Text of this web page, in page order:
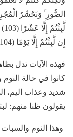
إِن لَّبِثْتُمْ إِلَّا يَوْمًا (104)"[3].
فهذه الآيات تدل
كانوا في حالة
شديد وعذاب اليم،
يقولون ظنا منهم:
وهذا النوم